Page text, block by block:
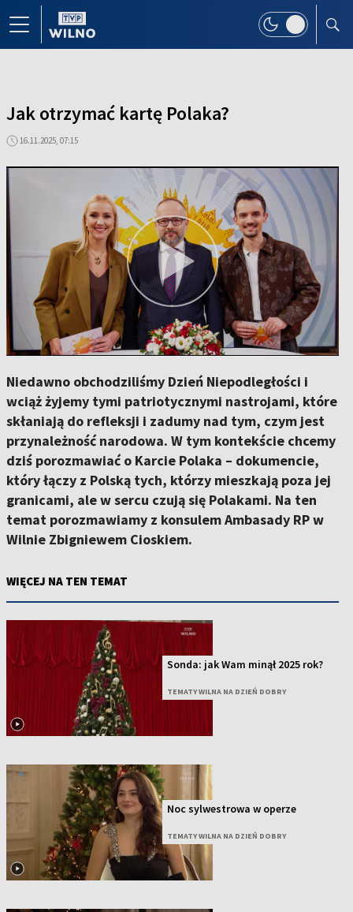
Jak otrzymać kartę Polaka?
16.11.2025, 07:15
Niedawno obchodziliśmy Dzień Niepodległości i
wciąż żyjemy tymi patriotycznymi nastrojami, które
skłaniają do refleksji i zadumy nad tym, czym jest
przynależność narodowa. W tym kontekście chcemy
dziś porozmawiać o Karcie Polaka – dokumencie,
który łączy z Polską tych, którzy mieszkają poza jej
granicami, ale w sercu czują się Polakami. Na ten
temat porozmawiamy z konsulem Ambasady RP w
Wilnie Zbigniewem Cioskiem.
WIĘCEJ NA TEN TEMAT
Sonda: jak Wam minął 2025 rok?
TEMATY WILNA NA DZIEŃ DOBRY
Noc sylwestrowa w operze
TEMATY WILNA NA DZIEŃ DOBRY